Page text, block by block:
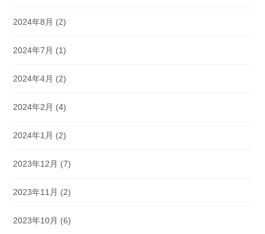
2024年8月 (2)
2024年7月 (1)
2024年4月 (2)
2024年2月 (4)
2024年1月 (2)
2023年12月 (7)
2023年11月 (2)
2023年10月 (6)